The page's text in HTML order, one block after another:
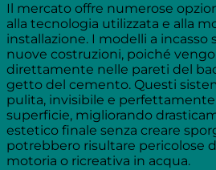
Il mercato offre numerose
alla tecnologia utilizzata e alla
installazione. I modelli a incasso
nuove costruzioni, poiché
direttamente nelle pareti del
getto del cemento. Questi
pulita, invisibile e perfettamente
superficie, migliorando
estetico finale senza creare
potrebbero risultare pericolose
motoria o ricreativa in acqua.